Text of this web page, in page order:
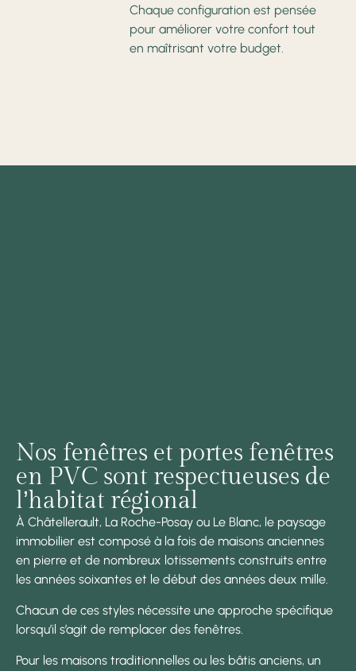
Chaque configuration est pensée
pour améliorer votre confort tout
en maîtrisant votre budget.
Nos fenêtres et portes fenêtres
en PVC sont respectueuses de
l’habitat régional
À Châtellerault, La Roche-Posay ou Le Blanc, le paysage
immobilier est composé à la fois de maisons anciennes
en pierre et de nombreux lotissements construits entre
les années soixantes et le début des années deux mille.
Chacun de ces styles nécessite une approche spécifique
lorsqu’il s’agit de remplacer des fenêtres.
Pour les maisons traditionnelles ou les bâtis anciens, un